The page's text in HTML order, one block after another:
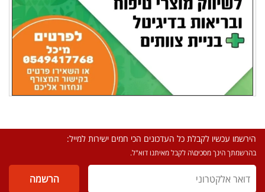
הירשמו עכשיו לקבלת כל העדכונים הכי חמים ישירות למייל:
בהרשמתך הינך מסכים\ה לקבל מאיתנו דוא"ל.